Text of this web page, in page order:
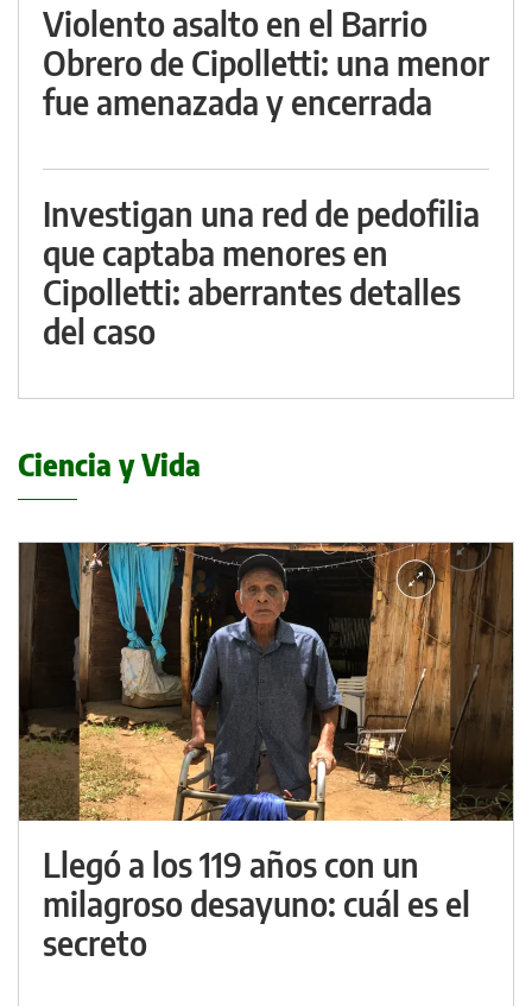
Violento asalto en el Barrio
Obrero de Cipolletti: una menor
fue amenazada y encerrada
Investigan una red de pedofilia
que captaba menores en
Cipolletti: aberrantes detalles
del caso
Ciencia y Vida
Llegó a los 119 años con un
milagroso desayuno: cuál es el
secreto